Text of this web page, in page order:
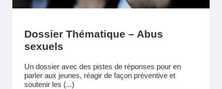
Dossier Thématique – Abus
sexuels
Un dossier avec des pistes de réponses pour en
parler aux jeunes, réagir de façon préventive et
soutenir les (...)